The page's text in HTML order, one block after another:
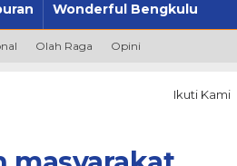
Wonderful Bengkulu
Olah Raga Opini
Ikuti Kami